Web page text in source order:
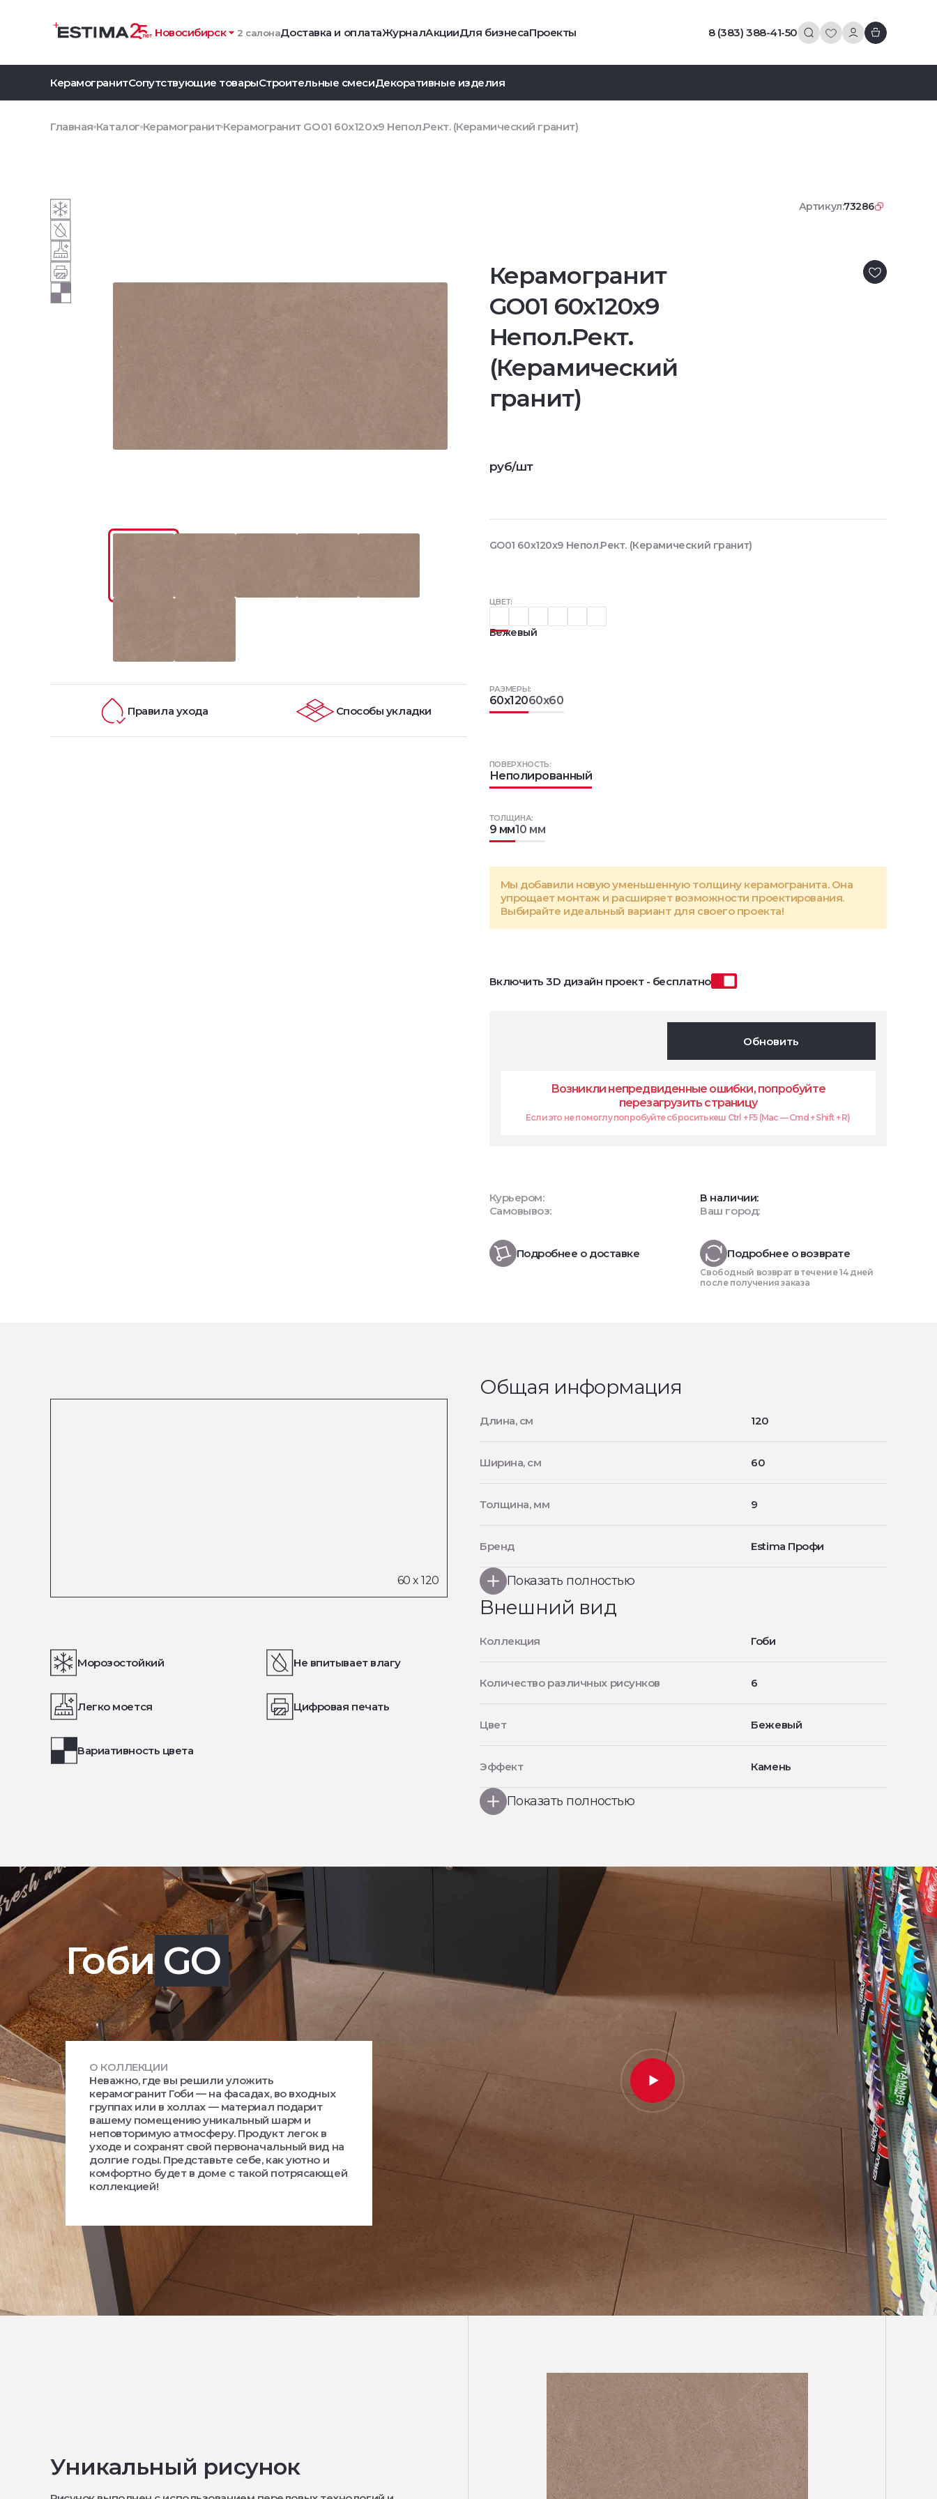
Новосибирск 2 салонаДоставка и оплатаЖурналАкцииДля бизнесаПроекты 8 (383) 388-41-50
КерамогранитСопутствующие товарыСтроительные смесиДекоративные изделия
Главная Каталог Керамогранит Керамогранит GO01 60x120x9 Непол.Рект. (Керамический гранит)
Артикул:73286
Керамогранит
GO01 60x120x9
Непол.Рект.
(Керамический
гранит)
ЦВЕТ:
Бежевый
РАЗМЕРЫ:
60x12060x60
ТОЛЩИНА:
9 мм10 мм
ПОВЕРХНОСТЬ:
Неполированный
Мы добавили новую уменьшенную толщину керамогранита. Она
упрощает монтаж и расширяет возможности проектирования.
Выбирайте идеальный вариант для своего проекта!
Включить 3D дизайн проект - бесплатно
руб/шт
Обновить
Возникли непредвиденные ошибки, попробуйте
перезагрузить страницу
Если это не помоглу попробуйте сбросить кеш Ctrl + F5 (Mac — Cmd + Shift + R)
Курьером:
Самовывоз:
В наличии:
Ваш город:
Подробнее о доставке Подробнее о возврате
Свободный возврат в течение 14 дней
после получения заказа
GO01 60x120x9 Непол.Рект. (Керамический гранит)
Правила ухода Способы укладки
Морозостойкий Не впитывает влагу
Легко моется Цифровая печать
Вариативность цвета
Общая информация
Длина, см 120
Ширина, см 60
Толщина, мм 9
Бренд Estima Профи
Показать полностью
Внешний вид
Коллекция Гоби
Количество различных рисунков 6
Цвет Бежевый
Эффект Камень
Показать полностью
Гоби GO
О КОЛЛЕКЦИИ
Неважно, где вы решили уложить
керамогранит Гоби — на фасадах, во входных
группах или в холлах — материал подарит
вашему помещению уникальный шарм и
неповторимую атмосферу. Продукт легок в
уходе и сохранят свой первоначальный вид на
долгие годы. Представьте себе, как уютно и
комфортно будет в доме с такой потрясающей
коллекцией!
Уникальный рисунок